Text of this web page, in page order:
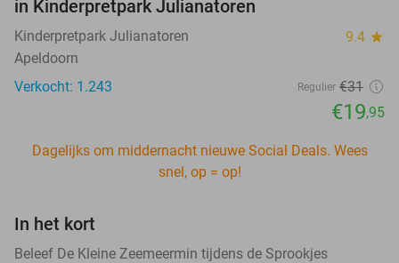
in Kinderpretpark Julianatoren
Kinderpretpark Julianatoren 9.4 star
Apeldoorn
Verkocht: 1.243
Regulier €31
€19,95
Dagelijks om middernacht nieuwe Social Deals. Wees
snel, op = op!
In het kort
Beleef De Kleine Zeemeermin tijdens de Sprookjes